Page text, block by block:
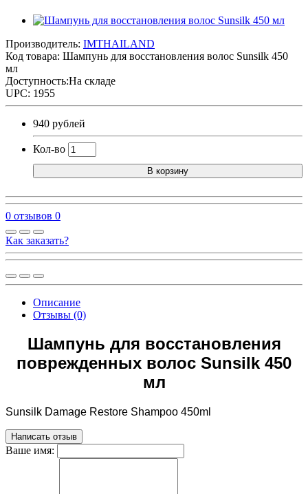
Производитель: IMTHAILAND
Код товара: Шампунь для восстановления волос Sunsilk 450
мл
Доступность:На складе
UPC: 1955
940 рублей
Кол-во
В корзину
0 отзывов 0
Как заказать?
Описание
Отзывы (0)
Шампунь для восстановления
поврежденных волос Sunsilk 450
мл
Sunsilk Damage Restore Shampoo 450ml
Написать отзыв
Ваше имя: